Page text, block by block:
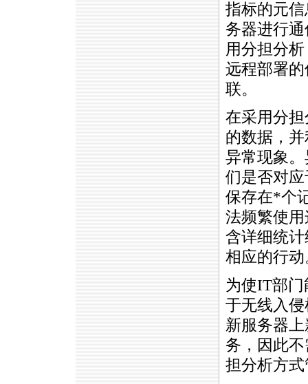
指标的元
务器进行
用分担分
远程部署
联。
在采用分
的数据，
异常现象
们是否对
保存在*个
法频繁使
含详细统
相应的行动
为使IT部
于无线入
新服务器
务，因此
担分析方